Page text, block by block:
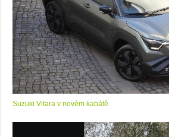
Suzuki Vitara v novém kabátě